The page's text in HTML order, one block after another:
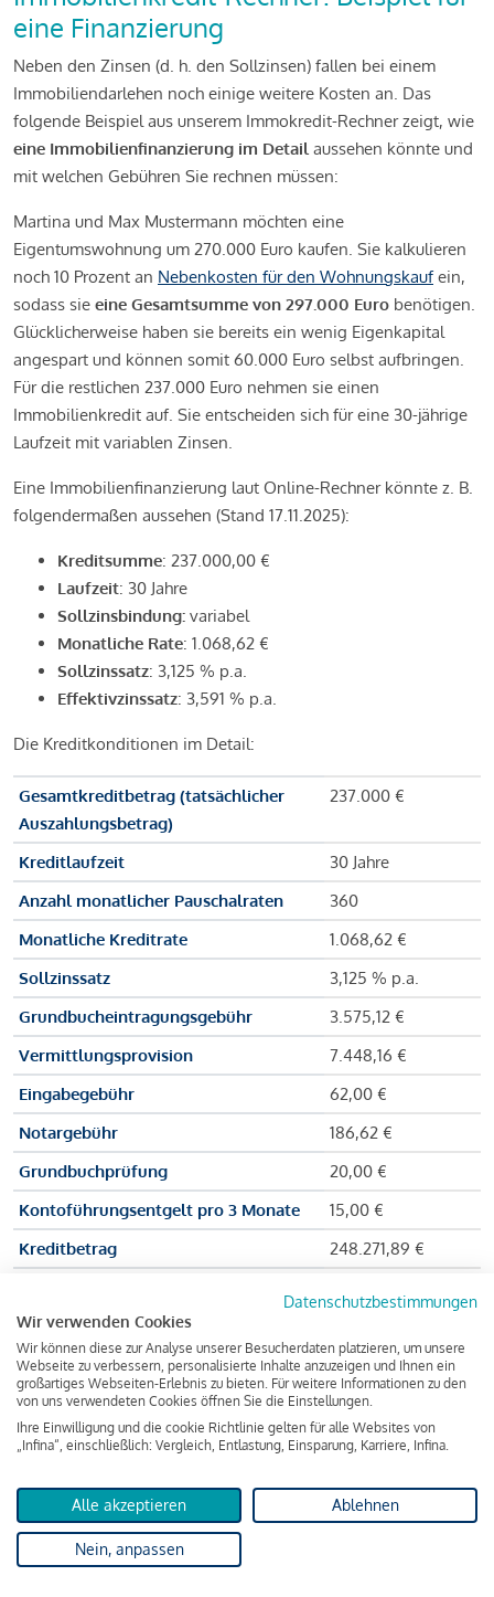
eine Finanzierung
Neben den Zinsen (d. h. den Sollzinsen) fallen bei einem
Immobiliendarlehen noch einige weitere Kosten an. Das
folgende Beispiel aus unserem Immokredit-Rechner zeigt, wie
eine Immobilienfinanzierung im Detail aussehen könnte und
mit welchen Gebühren Sie rechnen müssen:
Martina und Max Mustermann möchten eine
Eigentumswohnung um 270.000 Euro kaufen. Sie kalkulieren
noch 10 Prozent an Nebenkosten für den Wohnungskaufein,
sodass sie eine Gesamtsumme von 297.000 Euro benötigen.
Glücklicherweise haben sie bereits ein wenig Eigenkapital
angespart und können somit 60.000 Euro selbst aufbringen.
Für die restlichen 237.000 Euro nehmen sie einen
Immobilienkredit auf. Sie entscheiden sich für eine 30-jährige
Laufzeit mit variablen Zinsen.
Eine Immobilienfinanzierung laut Online-Rechner könnte z. B.
folgendermaßen aussehen (Stand 17.11.2025):
Kreditsumme: 237.000,00 €
Laufzeit: 30 Jahre
Sollzinsbindung: variabel
Monatliche Rate: 1.068,62 €
Sollzinssatz: 3,125 % p.a.
Effektivzinssatz: 3,591 % p.a.
Die Kreditkonditionen im Detail:
Gesamtkreditbetrag (tatsächlicher
Auszahlungsbetrag)
237.000 €
Kreditlaufzeit
30 Jahre
Anzahl monatlicher Pauschalraten
360
Monatliche Kreditrate
1.068,62 €
Sollzinssatz
3,125 % p.a.
Grundbucheintragungsgebühr
3.575,12 €
Vermittlungsprovision
7.448,16 €
Eingabegebühr
62,00 €
Notargebühr
186,62 €
Grundbuchprüfung
20,00 €
Kontoführungsentgelt pro 3 Monate
15,00 €
Kreditbetrag
248.271,89 €
Zu zahlender Gesamtbetrag
Kreditvermittler
INFINA Credit
Broker GmbH
von 237.000 Euro ausgezahlt, um die Wohnung zu kaufen.
Darüber hinaus fallen aber noch einige Gebühren an (z. B. die
Grundbucheintragungsgebühr), sodass die Bank den
Datenschutzbestimmungen
Wir verwenden Cookies
Wir können diese zur Analyse unserer Besucherdaten platzieren, um unsere
Webseite zu verbessern, personalisierte Inhalte anzuzeigen und Ihnen ein
großartiges Webseiten-Erlebnis zu bieten. Für weitere Informationen zu den
von uns verwendeten Cookies öffnen Sie die Einstellungen.
Ihre Einwilligung und die cookie Richtlinie gelten für alle Websites von
„Infina“, einschließlich: Vergleich, Entlastung, Einsparung, Karriere, Infina.
Alle akzeptieren Ablehnen
Nein, anpassen